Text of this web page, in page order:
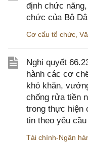
định chức
chức của Bộ
Cơ cấu tổ chức
Nghị quyết
hành các cơ
khó khăn,
chống rửa tiền
trong thực hiện
tin theo yêu
Tài chính-Ngân